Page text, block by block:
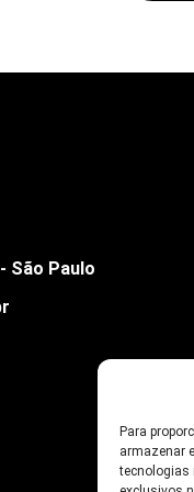
Para
armazenar
tecnologias
São Paulo